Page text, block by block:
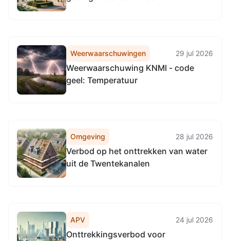
Weerwaarschuwingen 29 jul 2026
Weerwaarschuwing KNMI - code
geel: Temperatuur
Omgeving 28 jul 2026
Verbod op het onttrekken van water
uit de Twentekanalen
APV 24 jul 2026
Onttrekkingsverbod voor